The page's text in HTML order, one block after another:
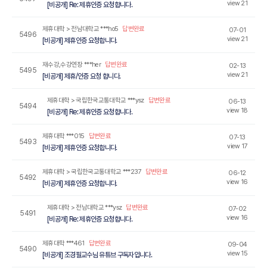
[비공개] Re: 제휴인증 요청합니다.
view 21
5496
제휴대학 > 전남대학교***ho5 답변완료
[비공개] 제휴인증 요청합니다.
07-01
view 21
5495
재수강,수강연장***her 답변완료
[비공개] 제휴/인증 요청 합니다.
02-13
view 21
5494
제휴대학 > 국립한국교통대학교 ***ysz 답변완료
[비공개] Re: 제휴인증 요청합니다.
06-13
view 18
5493
제휴대학***015 답변완료
[비공개] 제휴인증 요청합니다.
07-13
view 17
5492
제휴대학 > 국립한국교통대학교 ***237 답변완료
[비공개] 제휴인증 요청합니다.
06-12
view 16
5491
제휴대학 > 전남대학교***ysz 답변완료
[비공개] Re: 제휴인증 요청합니다.
07-02
view 16
5490
제휴대학***461 답변완료
[비공개] 조경필교수님 유튜브 구독자입니다.
09-04
view 15